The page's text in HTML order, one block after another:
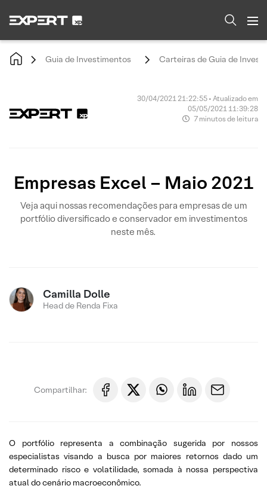
Guia de Investimentos Carteiras de Guia de
30/04/2021 21:22:55 • Atualizado em
05/05/2021 11:39:28
7 minutos de leitura
Empresas Excel – Maio 2021
Veja aqui nossas recomendações para empresas de um
portfólio diversificado e conservador em investimentos
neste mês.
Camilla Dolle
Head de Renda Fixa
Compartilhar:
O portfólio representa a combinação sugerida por nossos
especialistas visando a busca por maiores retornos dado um
determinado risco e volatilidade, somada à nossa perspectiva
atual do cenário macroeconômico.